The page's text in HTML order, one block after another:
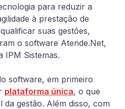
para reduzir a
à prestação de
suas gestões,
o software Atende.Net,
IPM Sistemas.
software, em primeiro
plataforma única, o que
da gestão. Além disso, com